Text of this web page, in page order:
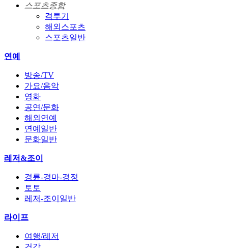
스포츠종합
격투기
해외스포츠
스포츠일반
연예
방송/TV
가요/음악
영화
공연/문화
해외연예
연예일반
문화일반
레저&조이
경륜-경마-경정
토토
레저-조이일반
라이프
여행/레저